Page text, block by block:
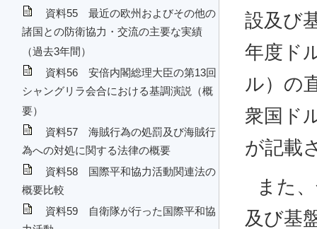
資料55 最近の欧州およびその他の
諸国との防衛協力・交流の主要な実績
（過去3年間）
資料56 安倍内閣総理大臣の第13回
シャングリラ会合における基調演説（概
要）
資料57 海賊行為の処罰及び海賊行
為への対処に関する法律の概要
資料58 国際平和協力活動関連法の
概要比較
資料59 自衛隊が行った国際平和協
設及び
年度ド
ル）の
衆国ド
が記載
また
及び基